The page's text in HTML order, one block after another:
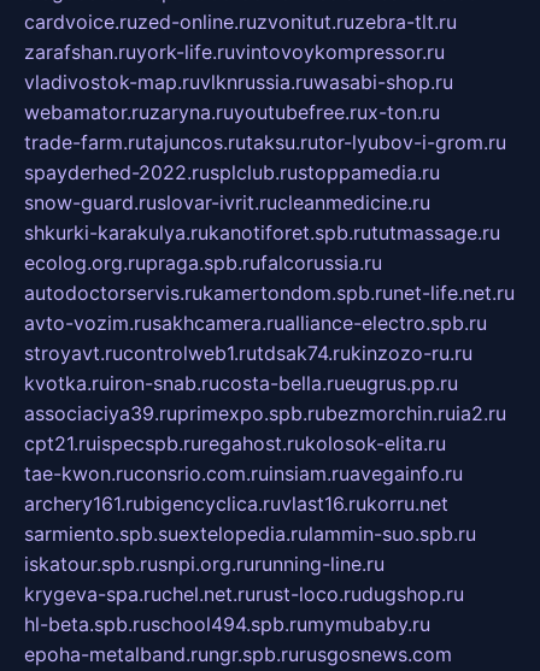
cardvoice.ruzed-online.ruzvonitut.ruzebra-tlt.ru
zarafshan.ruyork-life.ruvintovoykompressor.ru
vladivostok-map.ruvlknrussia.ruwasabi-shop.ru
webamator.ruzaryna.ruyoutubefree.rux-ton.ru
trade-farm.rutajuncos.rutaksu.rutor-lyubov-i-grom.ru
spayderhed-2022.rusplclub.rustoppamedia.ru
snow-guard.ruslovar-ivrit.rucleanmedicine.ru
shkurki-karakulya.rukanotiforet.spb.rututmassage.ru
ecolog.org.rupraga.spb.rufalcorussia.ru
autodoctorservis.rukamertondom.spb.runet-life.net.ru
avto-vozim.rusakhcamera.rualliance-electro.spb.ru
stroyavt.rucontrolweb1.rutdsak74.rukinzozo-ru.ru
kvotka.ruiron-snab.rucosta-bella.rueugrus.pp.ru
associaciya39.ruprimexpo.spb.rubezmorchin.ruia2.ru
cpt21.ruispecspb.ruregahost.rukolosok-elita.ru
tae-kwon.ruconsrio.com.ruinsiam.ruavegainfo.ru
archery161.rubigencyclica.ruvlast16.rukorru.net
sarmiento.spb.suextelopedia.rulammin-suo.spb.ru
iskatour.spb.rusnpi.org.rurunning-line.ru
krygeva-spa.ruchel.net.rurust-loco.rudugshop.ru
hl-beta.spb.ruschool494.spb.rumymubaby.ru
epoha-metalband.rungr.spb.rurusgosnews.com